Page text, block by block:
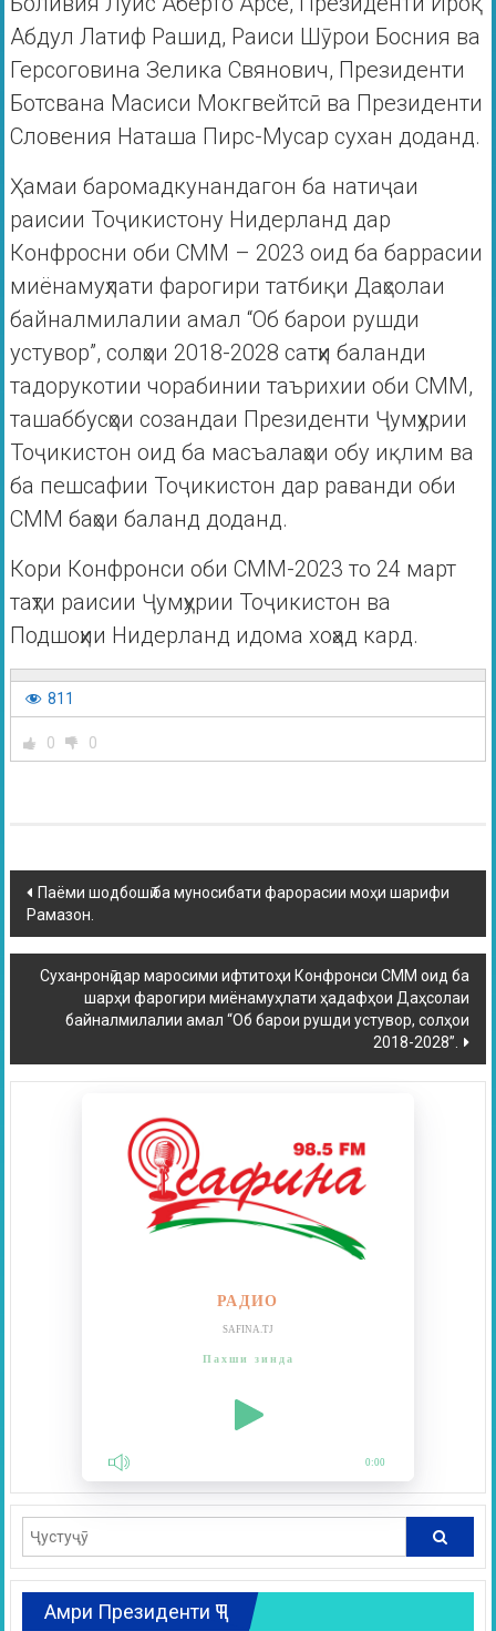
Абдул Латиф Рашид, Раиси Шӯрои Босния ва
Герсоговина Зелика Свянович, Президенти
Ботсвана Масиси Мокгвейтсӣ ва Президенти
Словения Наташа Пирс-Мусар сухан доданд.
Ҳамаи баромадкунандагон ба натиҷаи
раисии Тоҷикистону Нидерланд дар
Конфросни оби СММ – 2023 оид ба баррасии
миёнамуҳлати фарогири татбиқи Даҳсолаи
байналмилалии амал “Об барои рушди
устувор”, солҳои 2018-2028 сатҳи баланди
тадорукотии чорабинии таърихии оби СММ,
ташаббусҳои созандаи Президенти Ҷумҳурии
Тоҷикистон оид ба масъалаҳои обу иқлим ва
ба пешсафии Тоҷикистон дар раванди оби
СММ баҳои баланд доданд.
Кори Конфронси оби СММ-2023 то 24 март
таҳти раисии Ҷумҳурии Тоҷикистон ва
Подшоҳии Нидерланд идома хоҳад кард.
811
0 0
Паёми шодбошӣ ба муносибати фарорасии моҳи шарифи
Рамазон.
Суханронӣ дар маросими ифтитоҳи Конфронси СММ оид ба
шарҳи фарогири миёнамуҳлати ҳадафҳои Даҳсолаи
байналмилалии амал “Об барои рушди устувор, солҳои
2018-2028”.
РАДИО
SAFINA.TJ
Пахши зинда
0:00
Амри Президенти ҶТ